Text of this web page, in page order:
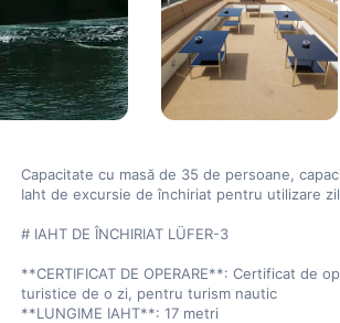
Capacitate cu masă de 35 de persoane,
Iaht de excursie de închiriat pentru utilizare
# IAHT DE ÎNCHIRIAT LÜFER-3
**CERTIFICAT DE OPERARE**: Certificat de
turistice de o zi, pentru turism nautic
**LUNGIME IAHT**: 17 metri